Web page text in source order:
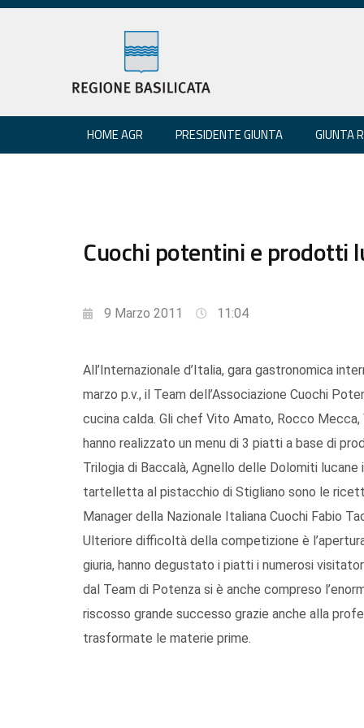
HOME AGR PRESIDENTE GIUNTA GIUNTA
Cuochi potentini e prodotti
9 Marzo 2011 11:04
All’Internazionale d’Italia, gara gastronomica
marzo p.v., il Team dell’Associazione Cuochi
cucina calda. Gli chef Vito Amato, Rocco
hanno realizzato un menu di 3 piatti a base di
Trilogia di Baccalà, Agnello delle Dolomiti
tartelletta al pistacchio di Stigliano sono le
Manager della Nazionale Italiana Cuochi Fabio
Ulteriore difficoltà della competizione è
giuria, hanno degustato i piatti i numerosi
dal Team di Potenza si è anche compreso
riscosso grande successo grazie anche alla
trasformate le materie prime.